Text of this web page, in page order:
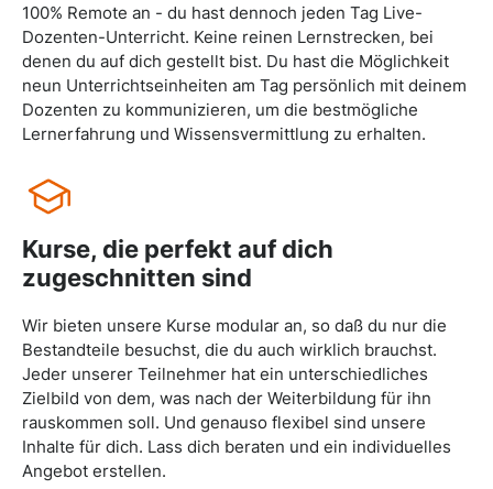
100% Remote an - du hast dennoch jeden Tag Live-
Dozenten-Unterricht. Keine reinen Lernstrecken, bei
denen du auf dich gestellt bist. Du hast die Möglichkeit
neun Unterrichtseinheiten am Tag persönlich mit deinem
Dozenten zu kommunizieren, um die bestmögliche
Lernerfahrung und Wissensvermittlung zu erhalten.
Kurse, die perfekt auf dich
zugeschnitten sind
Wir bieten unsere Kurse modular an, so daß du nur die
Bestandteile besuchst, die du auch wirklich brauchst.
Jeder unserer Teilnehmer hat ein unterschiedliches
Zielbild von dem, was nach der Weiterbildung für ihn
rauskommen soll. Und genauso flexibel sind unsere
Inhalte für dich. Lass dich beraten und ein individuelles
Angebot erstellen.